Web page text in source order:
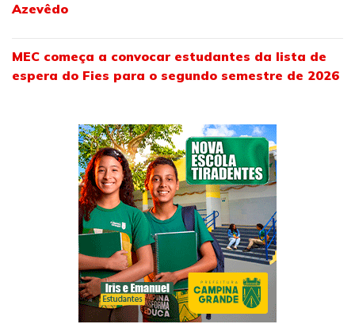
Azevêdo
MEC começa a convocar estudantes da lista de
espera do Fies para o segundo semestre de 2026